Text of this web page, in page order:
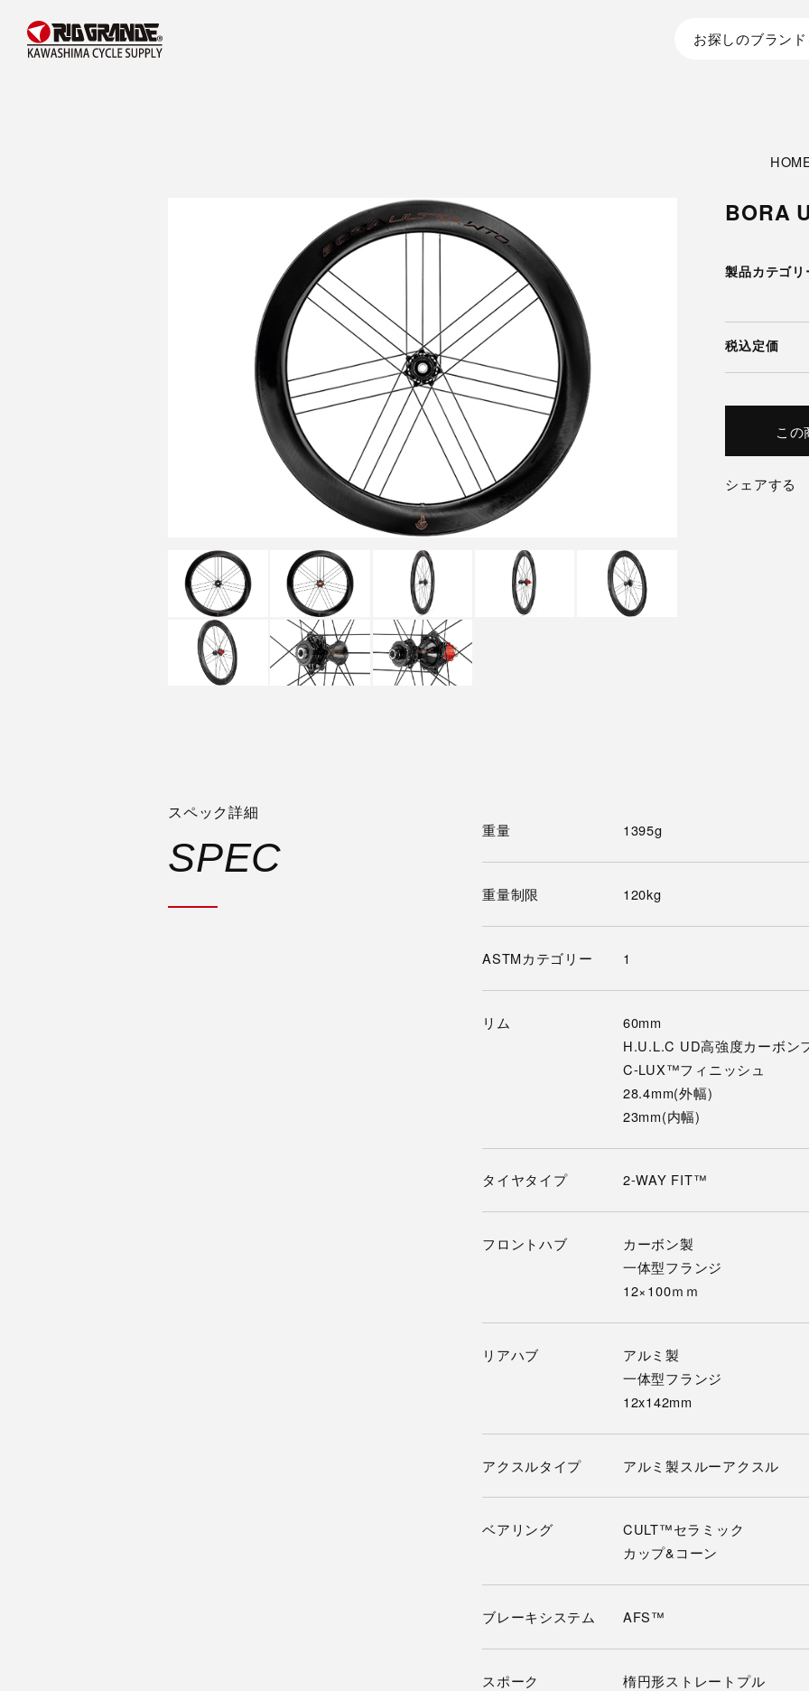
お探しのブラン
BORA
製品カテゴリ
税込定価
こ
シェアする
スペック詳細
SPEC
重量 1395g
重量制限 120kg
ASTMカテゴリー 1
リム
60mm
H.U.L.C UD高強度カーボン
C-LUX™フィニッシュ
28.4mm(外幅)
23mm(内幅)
タイヤタイプ 2-WAY FIT™
フロントハブ
カーボン製
一体型フランジ
12×100ｍｍ
リアハブ
アルミ製
一体型フランジ
12x142mm
アクスルタイプ アルミ製スルーアクスル
ベアリング
CULT™セラミック
カップ&コーン
ブレーキシステム AFS™
スポーク
楕円形ストレートプル